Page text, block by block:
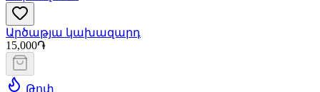
Արծաթյա կախազարդ
15,000֏
Թոփ